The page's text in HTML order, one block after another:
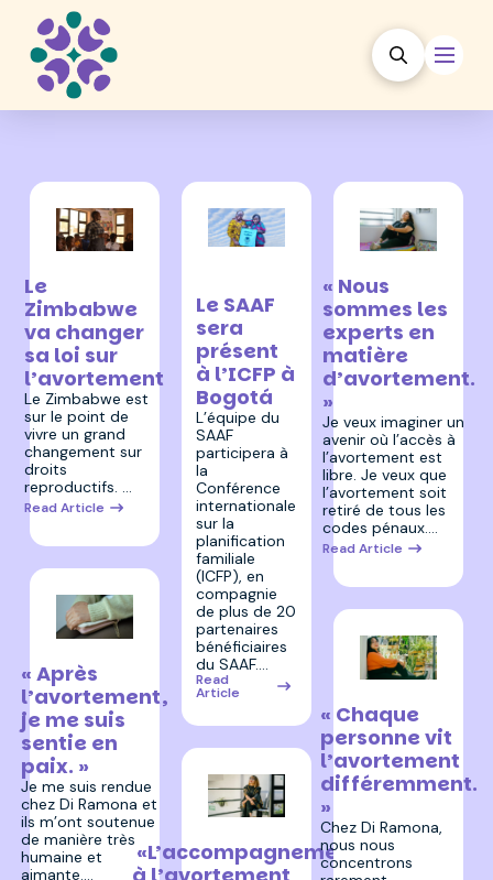
Le
Zimbabwe
va changer
sa loi sur
l’avortement
Le Zimbabwe est
sur le point de
vivre un grand
changement sur
droits
reproductifs. …
Read Article
Le SAAF
sera
présent
à l’ICFP à
Bogotá
L’équipe du
SAAF
participera à
la
Conférence
internationale
sur la
planification
familiale
(ICFP), en
compagnie
de plus de 20
partenaires
bénéficiaires
du SAAF.…
Read
Article
« Nous
sommes les
experts en
matière
d’avortement.
»
Je veux imaginer un
avenir où l’accès à
l’avortement est
libre. Je veux que
l’avortement soit
retiré de tous les
codes pénaux.…
Read Article
« Après
l’avortement,
je me suis
sentie en
paix. »
Je me suis rendue
chez Di Ramona et
ils m’ont soutenue
de manière très
humaine et
aimante.…
15 octobre 2025
«L’accompagnement
« Chaque
personne vit
l’avortement
différemment.
»
Chez Di Ramona,
nous nous
concentrons